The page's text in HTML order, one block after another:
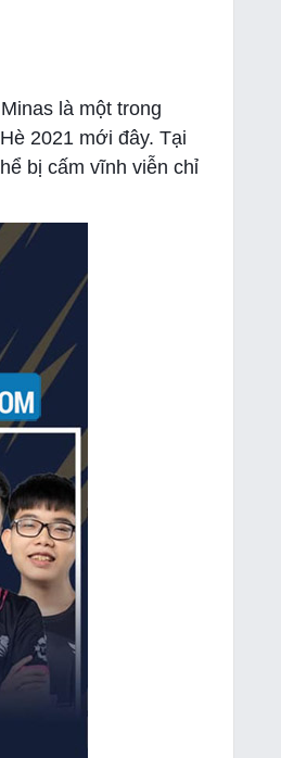
là một trong
2021 mới đây. Tại
bị cấm vĩnh viễn chỉ